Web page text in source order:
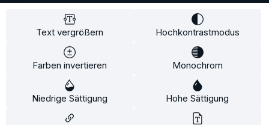
Unsere Communities
Versandkosten
Widerrufsformular
Impressum
Datenschutz
Alle Preise inkl. gesetzl. Mehrwertsteuer zzgl. Versandkosten
Text vergrößern Hochkontrastmodus
Farben invertieren Monochrom
Niedrige Sättigung Hohe Sättigung